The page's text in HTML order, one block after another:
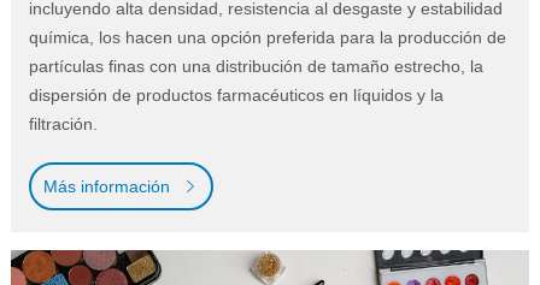
incluyendo alta densidad, resistencia al desgaste y estabilidad
química, los hacen una opción preferida para la producción de
partículas finas con una distribución de tamaño estrecho, la
dispersión de productos farmacéuticos en líquidos y la
filtración.
Más información